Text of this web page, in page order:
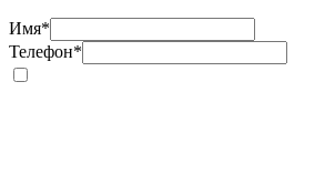
Имя*
Телефон*